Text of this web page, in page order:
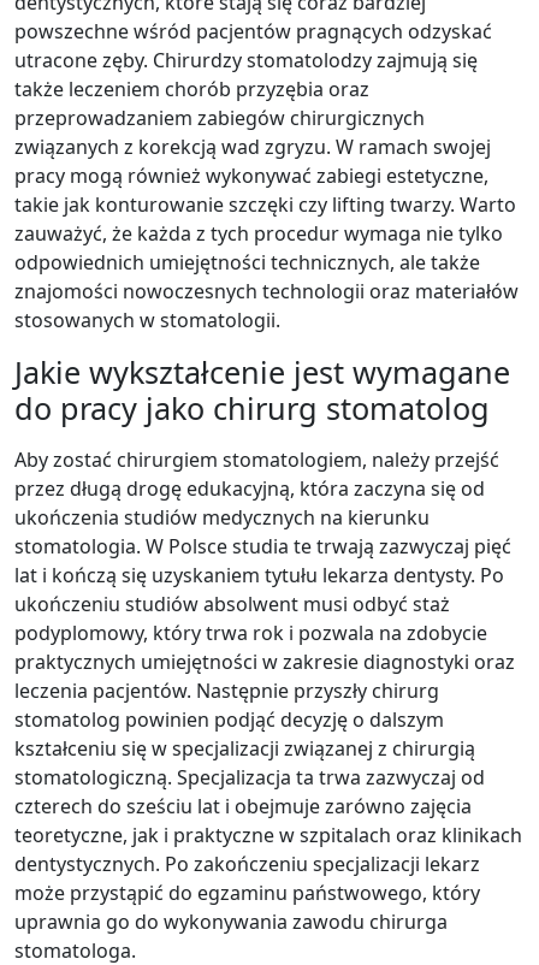
powszechne wśród pacjentów pragnących odzyskać
utracone zęby. Chirurdzy stomatolodzy zajmują się
także leczeniem chorób przyzębia oraz
przeprowadzaniem zabiegów chirurgicznych
związanych z korekcją wad zgryzu. W ramach swojej
pracy mogą również wykonywać zabiegi estetyczne,
takie jak konturowanie szczęki czy lifting twarzy. Warto
zauważyć, że każda z tych procedur wymaga nie tylko
odpowiednich umiejętności technicznych, ale także
znajomości nowoczesnych technologii oraz materiałów
stosowanych w stomatologii.
Jakie wykształcenie jest wymagane
do pracy jako chirurg stomatolog
Aby zostać chirurgiem stomatologiem, należy przejść
przez długą drogę edukacyjną, która zaczyna się od
ukończenia studiów medycznych na kierunku
stomatologia. W Polsce studia te trwają zazwyczaj pięć
lat i kończą się uzyskaniem tytułu lekarza dentysty. Po
ukończeniu studiów absolwent musi odbyć staż
podyplomowy, który trwa rok i pozwala na zdobycie
praktycznych umiejętności w zakresie diagnostyki oraz
leczenia pacjentów. Następnie przyszły chirurg
stomatolog powinien podjąć decyzję o dalszym
kształceniu się w specjalizacji związanej z chirurgią
stomatologiczną. Specjalizacja ta trwa zazwyczaj od
czterech do sześciu lat i obejmuje zarówno zajęcia
teoretyczne, jak i praktyczne w szpitalach oraz klinikach
dentystycznych. Po zakończeniu specjalizacji lekarz
może przystąpić do egzaminu państwowego, który
uprawnia go do wykonywania zawodu chirurga
stomatologa.